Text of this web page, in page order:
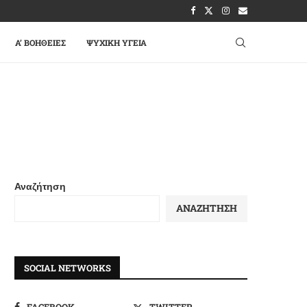
A’ ΒΟΉΘΕΙΕΣ ΨΥΧΙΚΉ ΥΓΕΊΑ
Αναζήτηση
ΑΝΑΖΉΤΗΣΗ
SOCIAL NETWORKS